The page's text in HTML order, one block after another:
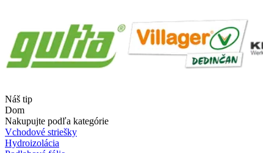
Náš tip
Dom
Nakupujte podľa kategórie
Vchodové striešky
Hydroizolácia